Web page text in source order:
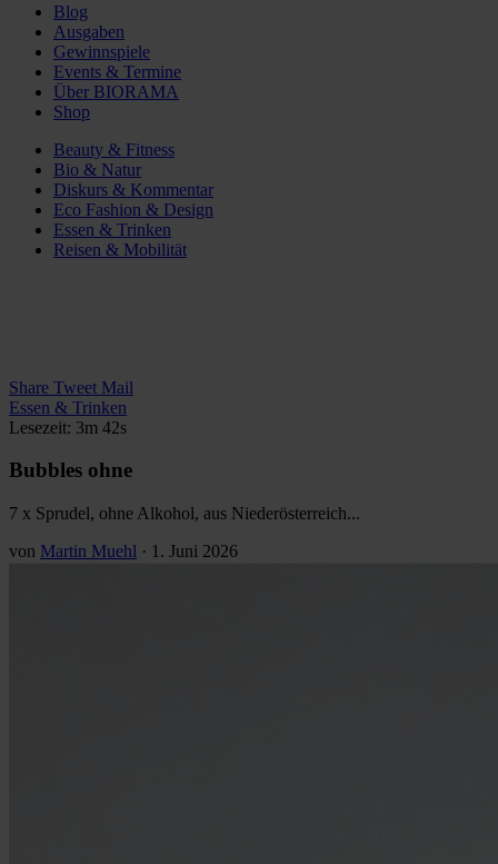
Blog
Ausgaben
Gewinnspiele
Events & Termine
Über BIORAMA
Shop
Beauty & Fitness
Bio & Natur
Diskurs & Kommentar
Eco Fashion & Design
Essen & Trinken
Reisen & Mobilität
Share Tweet Mail
Essen & Trinken
Lesezeit: 3m 42s
Bubbles ohne
7 x Sprudel, ohne Alkohol, aus Niederösterreich...
von Martin Muehl · 1. Juni 2026